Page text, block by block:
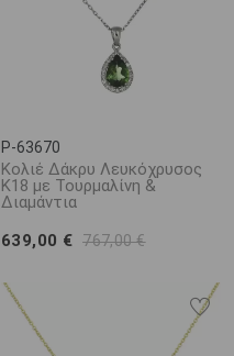
P-63670
Κολιέ Δάκρυ Λευκόχρυσος
Κ18 με Τουρμαλίνη &
Διαμάντια
639,00 € 767,00 €